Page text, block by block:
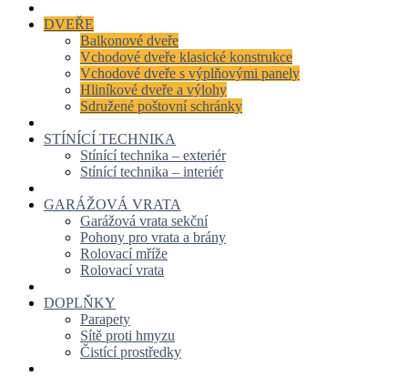
DVEŘE
Balkonové dveře
Vchodové dveře klasické konstrukce
Vchodové dveře s výplňovými panely
Hliníkové dveře a výlohy
Sdružené poštovní schránky
STÍNÍCÍ TECHNIKA
Stínící technika – exteriér
Stínící technika – interiér
GARÁŽOVÁ VRATA
Garážová vrata sekční
Pohony pro vrata a brány
Rolovací mříže
Rolovací vrata
DOPLŇKY
Parapety
Sítě proti hmyzu
Čistící prostředky